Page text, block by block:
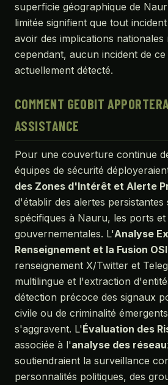
superficie géographique de
limitée signifient que tout
avoir des implications nationales
cependant, aucun incident de
actuellement détecté.
COMMENT GEOBIT
ASSISTANCE
Pour une couverture continue
équipes de sécurité
des Zones d'Intérêt et Alerte
d'établir des alertes persistantes
spécifiques à Nauru, les ports et
gouvernementales. L'Analyse
Renseignement et la Fusion
renseignement X/Twitter et
multilingue et l'extraction
détection précoce des signaux
civile ou de criminalité
s'aggravent. L'Évaluation des
associée à l'analyse des
soutiendraient la surveillance
personnalités politiques, des